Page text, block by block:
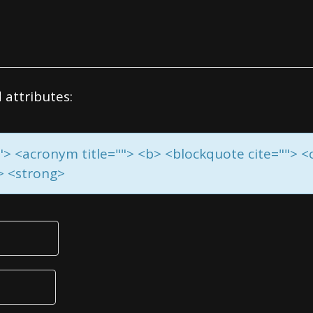
attributes:
<acronym title=""> <b> <blockquote cite="">
<strong>